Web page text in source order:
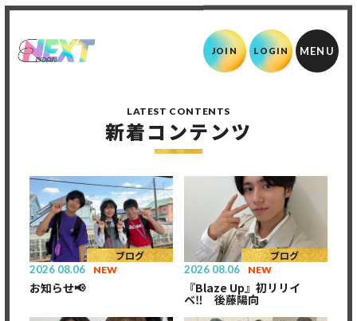
JOIN LOGIN
LATEST CONTENTS
新着コンテンツ
ブログ
2026 08.06 NEW
お知らせ📢
ブログ
2026 08.06 NEW
『Blaze Up』初リリイ
ベ‼️ 後藤陽向